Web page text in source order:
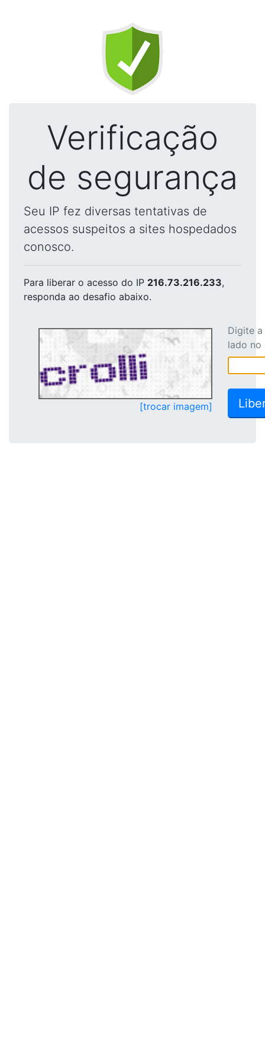
Verificação
de segurança
Seu IP fez diversas tentativas de
acessos suspeitos a sites hospedados
conosco.
Para liberar o acesso do IP 216.73.216.233,
responda ao desafio abaixo.
[trocar imagem]
Digite
lado no